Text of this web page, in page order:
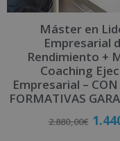
Máster en
Empresarial
Rendimiento +
Coaching
Empresarial – CON
FORMATIVAS
2.880,00€